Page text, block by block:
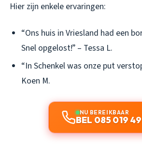
Hier zijn enkele ervaringen:
“Ons huis in Vriesland had een
Snel opgelost!” – Tessa L.
“In Schenkel was onze put
Koen M.
NU BEREIKBAAR
BEL 085 019